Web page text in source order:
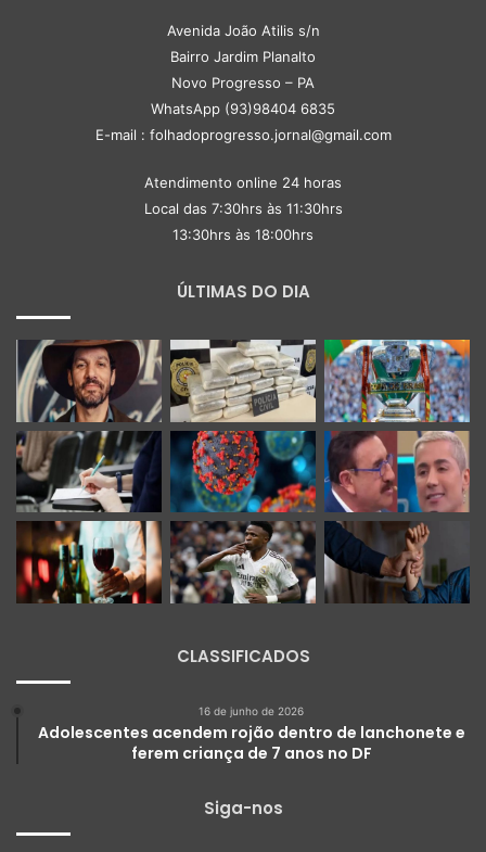
Avenida João Atilis s/n
Bairro Jardim Planalto
Novo Progresso – PA
WhatsApp (93)98404 6835
E-mail : folhadoprogresso.jornal@gmail.com
Atendimento online 24 horas
Local das 7:30hrs às 11:30hrs
13:30hrs às 18:00hrs
ÚLTIMAS DO DIA
CLASSIFICADOS
16 de junho de 2026
Adolescentes acendem rojão dentro de lanchonete e
ferem criança de 7 anos no DF
Siga-nos